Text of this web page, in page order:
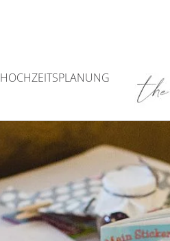
HOCHZEITSPLANUNG